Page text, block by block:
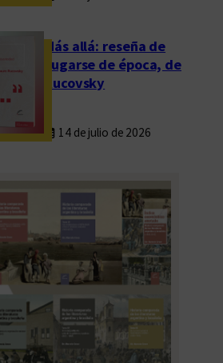
Más allá: reseña de
Fugarse de época, de
Rucovsky
14 de julio de 2026